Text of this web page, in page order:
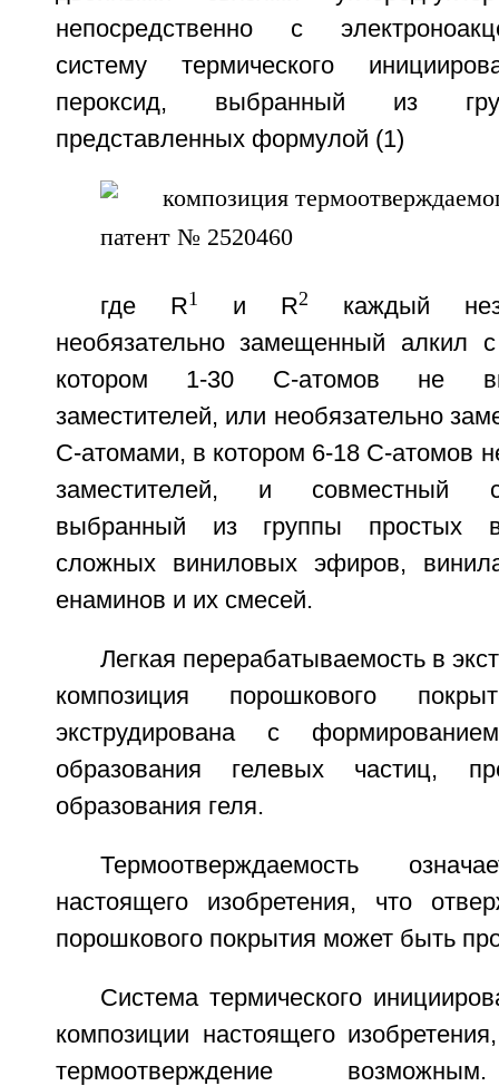
непосредственно с
систему термического
пероксид, выбранный из
представленных формулой (1)
где R1 и R2
каждый
необязательно замещенный алкил
котором 1-30 С-атомов не
заместителей, или необязательно
С-атомами, в котором 6-18 С-атомов
заместителей, и совместный
выбранный из группы простых
сложных виниловых эфиров,
енаминов и их смесей.
Легкая перерабатываемость в
композиция порошкового
экструдирована с
образования гелевых частиц,
образования геля.
Термоотверждаемость
настоящего изобретения, что
порошкового покрытия может быть
Система термического
композиции настоящего
термоотверждение